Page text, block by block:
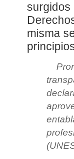
surgidos
misma